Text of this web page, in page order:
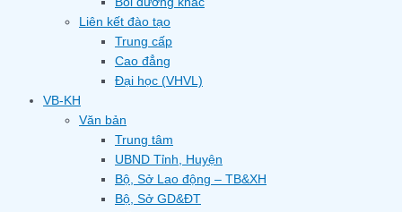
Liên kết đào tạo
Trung cấp
Cao đẳng
Đại học (VHVL)
VB-KH
Văn bản
Trung tâm
UBND Tỉnh, Huyện
Bộ, Sở Lao động – TB&XH
Bộ, Sở GD&ĐT